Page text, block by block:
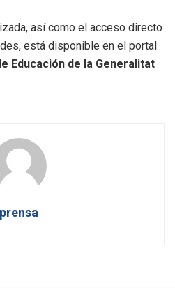
así como el acceso directo
está disponible en el portal
Educación de la Generalitat
prensa